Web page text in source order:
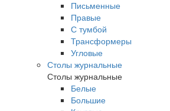
Письменные
Правые
С тумбой
Трансформеры
Угловые
Столы журнальные
Столы журнальные
Белые
Большие